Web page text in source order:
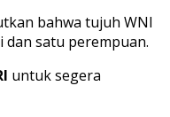
bahwa tujuh WNI
satu perempuan.
untuk segera